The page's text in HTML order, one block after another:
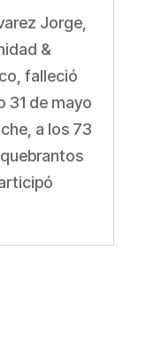
Jorge,
&
falleció
31 de mayo
a los 73